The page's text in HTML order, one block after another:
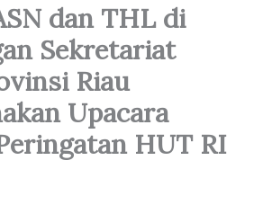
dan THL di
Sekretariat
Riau
Upacara
HUT RI